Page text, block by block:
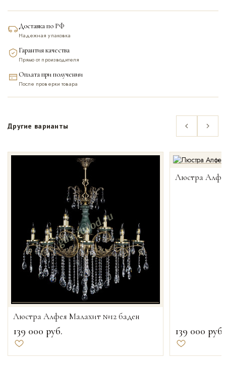
Доставка по РФ
Надежная упаковка
Гарантия качества
Прямо от производителя
Оплата при получении
После проверки товара
Другие варианты
Люстра Алфея Малахит №12 баден
139 000 руб.
Добавить в избранное
Люстра
139 000 руб.
Добавить в